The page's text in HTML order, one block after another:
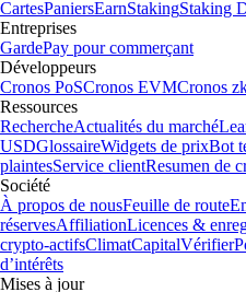
CartesPaniersEarnStakingStaking
Entreprises
GardePay pour commerçant
Développeurs
Cronos PoSCronos EVMCronos
Ressources
RechercheActualités du marché
USDGlossaireWidgets de prixBot
plaintesService clientResumen de
Société
À propos de nousFeuille de route
réservesAffiliationLicences &
crypto-actifsClimatCapitalVérifier
d’intérêts
Mises à jour